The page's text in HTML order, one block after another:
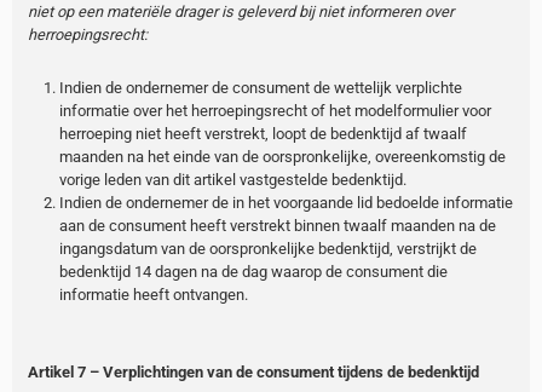
niet op een materiële drager is geleverd bij niet informeren over
herroepingsrecht:
Indien de ondernemer de consument de wettelijk verplichte
informatie over het herroepingsrecht of het modelformulier voor
herroeping niet heeft verstrekt, loopt de bedenktijd af twaalf
maanden na het einde van de oorspronkelijke, overeenkomstig de
vorige leden van dit artikel vastgestelde bedenktijd.
Indien de ondernemer de in het voorgaande lid bedoelde informatie
aan de consument heeft verstrekt binnen twaalf maanden na de
ingangsdatum van de oorspronkelijke bedenktijd, verstrijkt de
bedenktijd 14 dagen na de dag waarop de consument die
informatie heeft ontvangen.
Artikel 7 – Verplichtingen van de consument tijdens de bedenktijd